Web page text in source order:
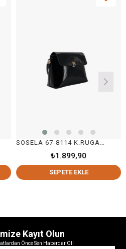
₺1.899,90
SEPETE EKLE
Kayıt Olun
Önce Sen Haberdar Ol!